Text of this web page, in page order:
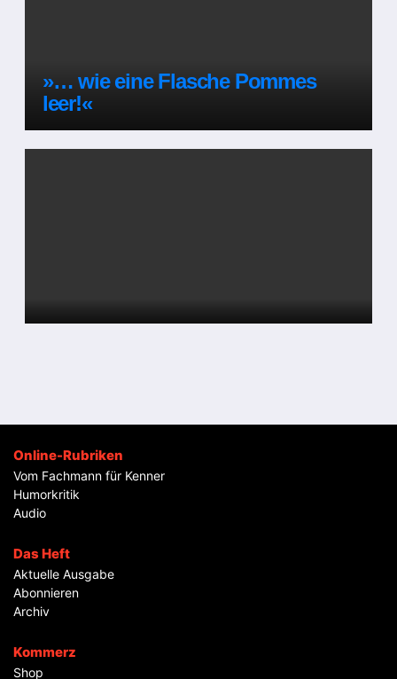
»… wie eine Flasche Pommes
leer!«
Online-Rubriken
Vom Fachmann für Kenner
Humorkritik
Audio
Das Heft
Aktuelle Ausgabe
Abonnieren
Archiv
Kommerz
Shop